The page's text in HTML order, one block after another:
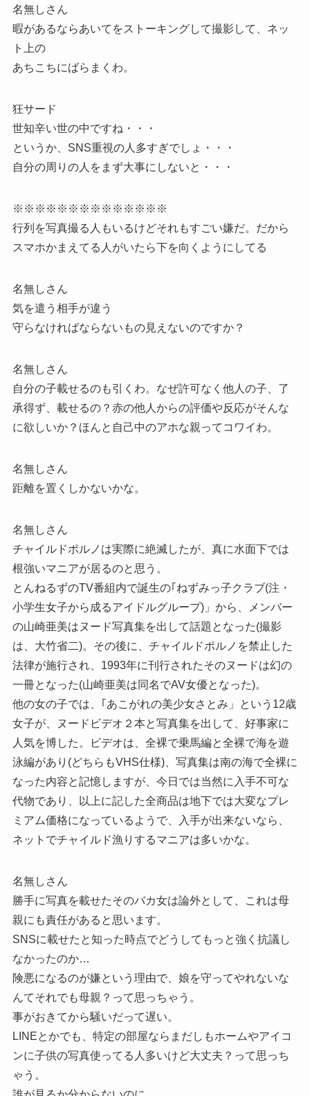
名無しさん
暇があるならあいてをストーキングして撮影して、ネッ
ト上の
あちこちにばらまくわ。
狂サード
世知辛い世の中ですね・・・
というか、SNS重視の人多すぎでしょ・・・
自分の周りの人をまず大事にしないと・・・
※※※※※※※※※※※※※※
行列を写真撮る人もいるけどそれもすごい嫌だ。だから
スマホかまえてる人がいたら下を向くようにしてる
名無しさん
気を遣う相手が違う
守らなければならないもの見えないのですか？
名無しさん
自分の子載せるのも引くわ。なぜ許可なく他人の子、了
承得ず、載せるの？赤の他人からの評価や反応がそんな
に欲しいか？ほんと自己中のアホな親ってコワイわ。
名無しさん
距離を置くしかないかな。
名無しさん
チャイルドポルノは実際に絶滅したが、真に水面下では
根強いマニアが居るのと思う。
とんねるずのTV番組内で誕生の｢ねずみっ子クラブ(注・
小学生女子から成るアイドルグループ)」から、メンバー
の山崎亜美はヌード写真集を出して話題となった(撮影
は、大竹省二)。その後に、チャイルドポルノを禁止した
法律が施行され、1993年に刊行されたそのヌードは幻の
一冊となった(山崎亜美は同名でAV女優となった)。
他の女の子では、｢あこがれの美少女さとみ」という12歳
女子が、ヌードビデオ２本と写真集を出して、好事家に
人気を博した。ビデオは、全裸で乗馬編と全裸で海を遊
泳編があり(どちらもVHS仕様)、写真集は南の海で全裸に
なった内容と記憶しますが、今日では当然に入手不可な
代物であり、以上に記した全商品は地下では大変なプレ
ミアム価格になっているようで、入手が出来ないなら、
ネットでチャイルド漁りするマニアは多いかな。
名無しさん
勝手に写真を載せたそのバカ女は論外として、これは母
親にも責任があると思います。
SNSに載せたと知った時点でどうしてもっと強く抗議し
なかったのか…
険悪になるのが嫌という理由で、娘を守ってやれないな
んてそれでも母親？って思っちゃう。
事がおきてから騒いだって遅い。
LINEとかでも、特定の部屋ならまだしもホームやアイコ
ンに子供の写真使ってる人多いけど大丈夫？って思っち
ゃう。